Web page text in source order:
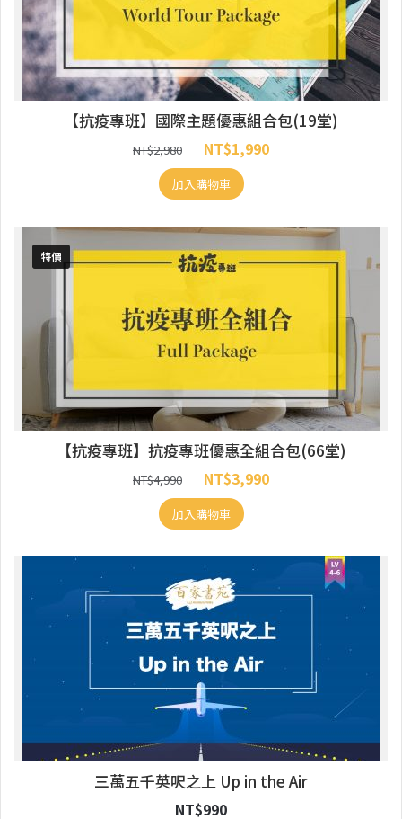
【抗疫專班】國際主題優惠組合包(19堂)
NT$2,980 NT$1,990
加入購物車
特價
【抗疫專班】抗疫專班優惠全組合包(66堂)
NT$4,990 NT$3,990
加入購物車
三萬五千英呎之上 Up in the Air
NT$990